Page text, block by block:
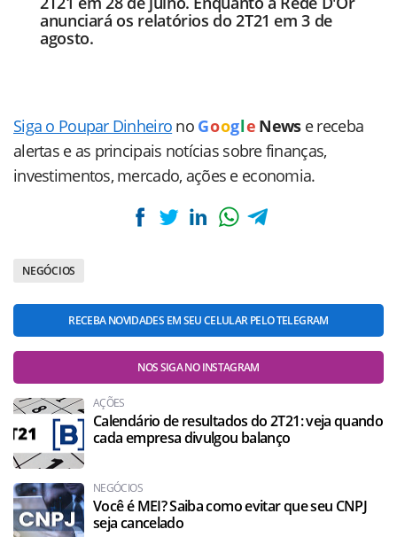
anunciará os relatórios do 2T21 em 3 de
agosto.
Siga o Poupar Dinheiro no Goog le News e receba
alertas e as principais notícias sobre finanças,
investimentos, mercado, ações e economia.
NEGÓCIOS
RECEBA NOVIDADES EM SEU CELULAR PELO TELEGRAM
NOS SIGA NO INSTAGRAM
AÇÕES
Calendário de resultados do 2T21: veja quando
cada empresa divulgou balanço
NEGÓCIOS
Você é MEI? Saiba como evitar que seu CNPJ
seja cancelado